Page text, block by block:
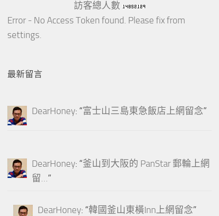
訪客總人數
Error - No Access Token found. Please fix from
settings.
最新留言
DearHoney: “富士山三島東急飯店上網留念”
DearHoney: “釜山到大阪的 PanStar 郵輪上網
留…”
DearHoney: “韓國釜山東橫Inn上網留念”